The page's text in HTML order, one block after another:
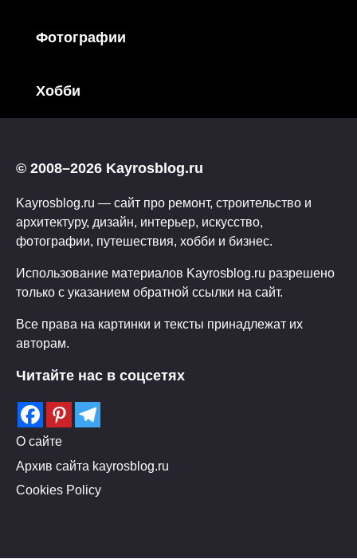
Фотографии
Хобби
© 2008–2026 Kayrosblog.ru
Kayrosblog.ru — сайт про ремонт, строительство и
архитектуру, дизайн, интерьер, искусство,
фотографии, путешествия, хобби и бизнес.
Использование материалов Kayrosblog.ru разрешено
только с указанием обратной ссылки на сайт.
Все права на картинки и тексты принадлежат их
авторам.
Читайте нас в соцсетях
О сайте
Архив сайта kayrosblog.ru
Cookies Policy